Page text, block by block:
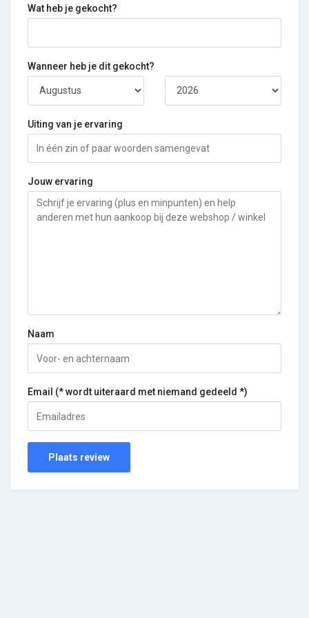
Wat heb je gekocht?
Wanneer heb je dit gekocht?
Uiting van je ervaring
Jouw ervaring
Naam
Email (* wordt uiteraard met niemand gedeeld *)
Plaats review